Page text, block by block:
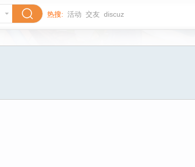
热搜: 活动 交友 discuz